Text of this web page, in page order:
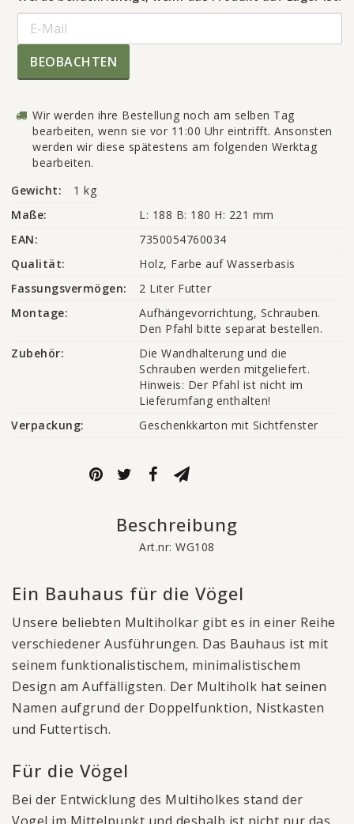
BEOBACHTEN
Wir werden ihre Bestellung noch am selben Tag
bearbeiten, wenn sie vor 11:00 Uhr eintrifft. Ansonsten
werden wir diese spätestens am folgenden Werktag
bearbeiten.
Gewicht:
1 kg
Maße:
L: 188 B: 180 H: 221 mm
EAN:
7350054760034
Qualität:
Holz, Farbe auf Wasserbasis
Fassungsvermögen:
2 Liter Futter
Montage:
Aufhängevorrichtung, Schrauben.
Den Pfahl bitte separat bestellen.
Zubehör:
Die Wandhalterung und die
Schrauben werden mitgeliefert.
Hinweis: Der Pfahl ist nicht im
Lieferumfang enthalten!
Verpackung:
Geschenkkarton mit Sichtfenster
Beschreibung
Art.nr: WG108
Ein Bauhaus für die Vögel
Unsere beliebten Multiholkar gibt es in einer Reihe
verschiedener Ausführungen. Das Bauhaus ist mit
seinem funktionalistischem, minimalistischem
Design am Auffälligsten. Der Multiholk hat seinen
Namen aufgrund der Doppelfunktion, Nistkasten
und Futtertisch.
Für die Vögel
Bei der Entwicklung des Multiholkes stand der